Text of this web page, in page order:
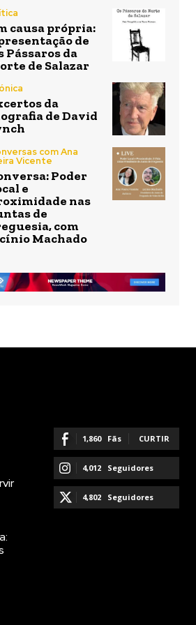
causa própria:
de
Pássaros da
de Salazar
da
de David
com Ana
Vicente
Poder
e
nas
de
com
Machado
1,860 Fãs CURTIR
4,012 Seguidores
SEGUIR
4,802 Seguidores